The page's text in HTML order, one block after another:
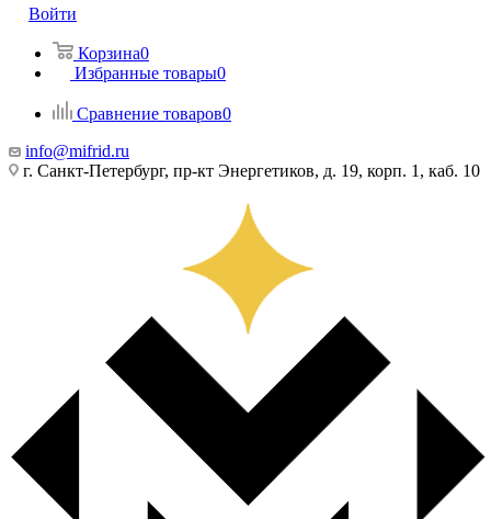
Войти
Корзина0
Избранные товары0
Сравнение товаров0
info@mifrid.ru
г. Санкт-Петербург, пр-кт Энергетиков, д. 19, корп. 1, каб. 10